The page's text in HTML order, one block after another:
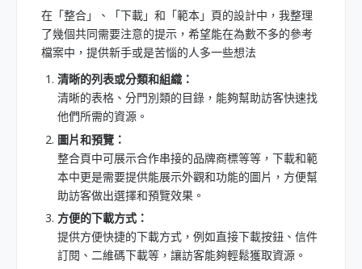
在「整合」、「下載」和「範本」頁的設計中，我整理
了幾個共同需要注意的提示，希望能在為數不多的參考
檔案中，提供新手或是苦惱的人多一些想法
清晰的列表或分類和組織：
清晰的表格、分門別類的目錄，能夠幫助訪客快速找
他們所需的資源。
圖片和預覽：
整合頁中可展示合作串接的品牌商標等等，下載和範
本中更是需要提供能展示外觀和功能的圖片，方便幫
助訪客做出選擇和預覽效果。
方便的下載方式：
提供方便快捷的下載方式，例如直接下載按鈕、信件
訂閱、二維碼下載等，讓訪客能夠輕鬆獲取資源。